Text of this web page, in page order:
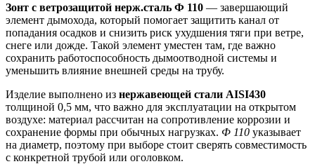
Зонт с ветрозащитой нерж.сталь Ф 110 — завершающий
элемент дымохода, который помогает защитить канал от
попадания осадков и снизить риск ухудшения тяги при ветре,
снеге или дожде. Такой элемент уместен там, где важно
сохранить работоспособность дымоотводной системы и
уменьшить влияние внешней среды на трубу.
Изделие выполнено из нержавеющей стали AISI430
толщиной 0,5 мм, что важно для эксплуатации на открытом
воздухе: материал рассчитан на сопротивление коррозии и
сохранение формы при обычных нагрузках. Ф 110 указывает
на диаметр, поэтому при выборе стоит сверять совместимость
с конкретной трубой или оголовком.